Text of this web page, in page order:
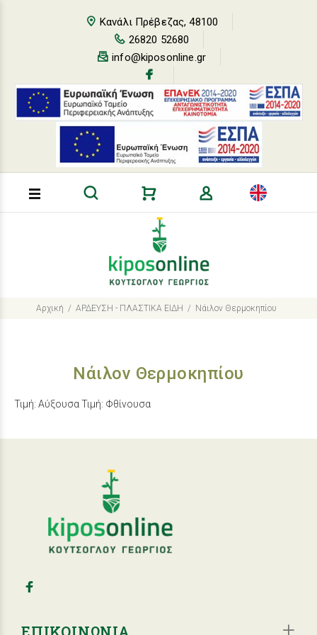
Κανάλι Πρέβεζας, 48100
26820 52680
info@kiposonline.gr
Αρχική ΑΡΔΕΥΣΗ - ΠΛΑΣΤΙΚΑ ΕΙΔΗ Νάιλον Θερμοκηπίου
Νάιλον Θερμοκηπίου
Τιμή: ΑύξουσαΤιμή: Φθίνουσα